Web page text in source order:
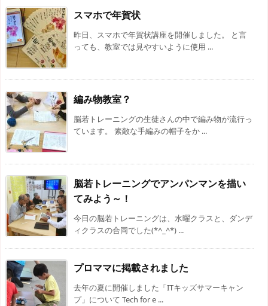
スマホで年賀状
昨日、スマホで年賀状講座を開催しました。 と言
っても、教室では見やすいように使用 ...
編み物教室？
脳若トレーニングの生徒さんの中で編み物が流行っ
ています。 素敵な手編みの帽子をか ...
脳若トレーニングでアンパンマンを描い
てみよう～！
今日の脳若トレーニングは、水曜クラスと、ダンデ
ィクラスの合同でした(*^_^*) ...
プロママに掲載されました
去年の夏に開催しました「ITキッズサマーキャン
プ」について Tech for e ...